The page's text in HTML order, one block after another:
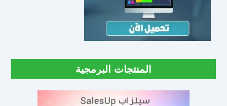
المنتجات البرمجية